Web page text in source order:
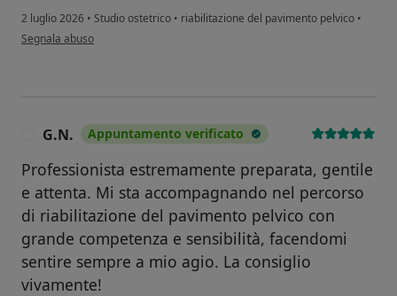
2 luglio 2026 • Studio ostetrico • riabilitazione del pavimento pelvico •
secondo l'opinione dell'utente Ida d.c.
Segnala abuso
G.N. Appuntamento verificato
Professionista estremamente preparata, gentile
e attenta. Mi sta accompagnando nel percorso
di riabilitazione del pavimento pelvico con
grande competenza e sensibilità, facendomi
sentire sempre a mio agio. La consiglio
vivamente!